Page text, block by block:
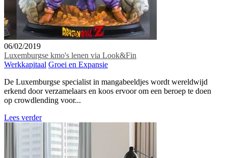
06/02/2019
Luxemburgse kmo's lenen via Look&Fin
Werkkapitaal Groei en Expansie
De Luxemburgse specialist in mangabeeldjes wordt wereldwijd
erkend door verzamelaars en koos ervoor om een beroep te doen
op crowdlending voor...
Lees verder